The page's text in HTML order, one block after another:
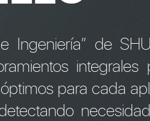
Ingeniería” de
para cada